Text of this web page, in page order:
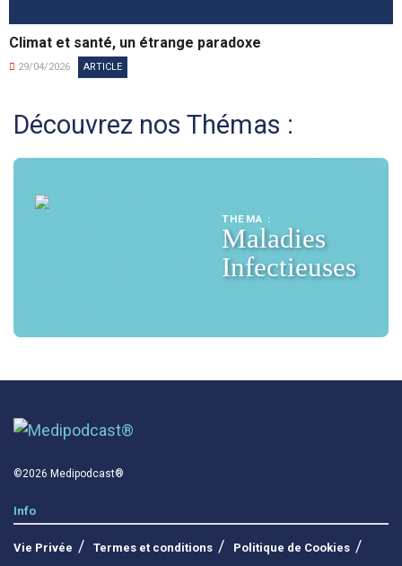
Climat et santé, un étrange paradoxe
29/04/2026 ARTICLE
Découvrez nos Thémas :
THEMA :
Maladies
Infectieuses
©2026 Medipodcast®
Info
Vie Privée Termes et conditions Politique de Cookies